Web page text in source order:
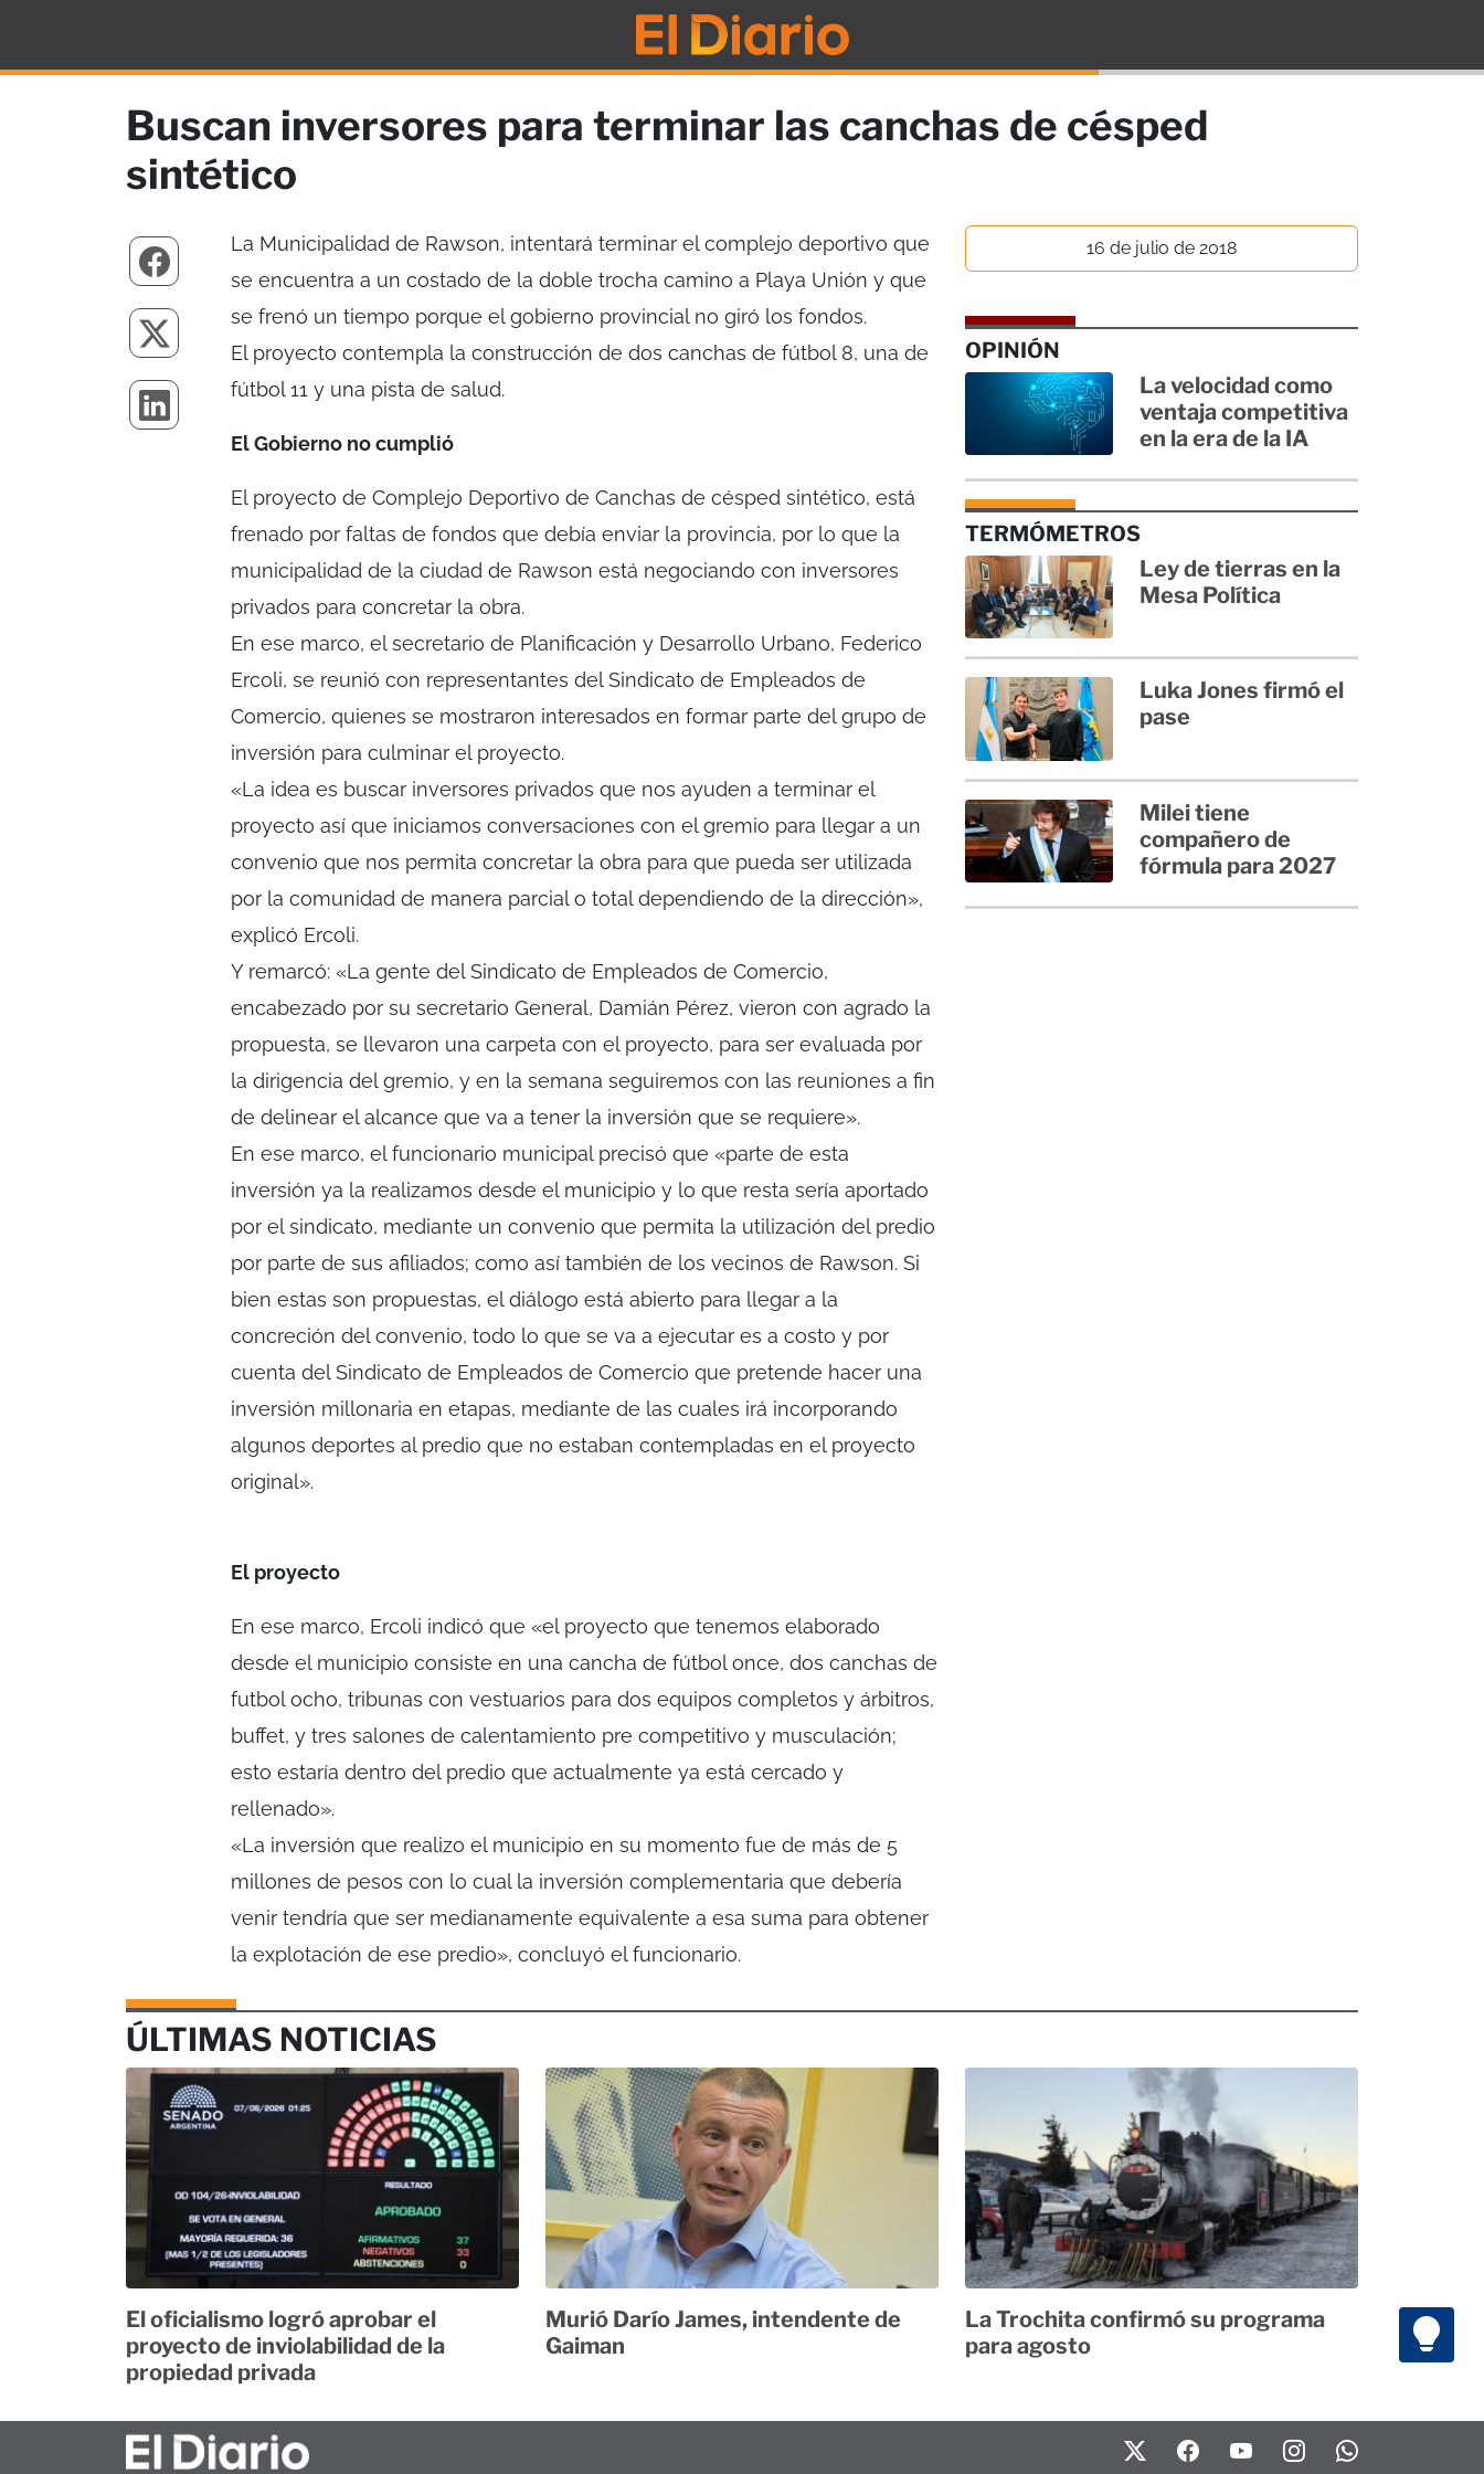
Buscan inversores para terminar las canchas de césped
sintético
La Municipalidad de Rawson, intentará terminar el complejo deportivo que
se encuentra a un costado de la doble trocha camino a Playa Unión y que
se frenó un tiempo porque el gobierno provincial no giró los fondos.
El proyecto contempla la construcción de dos canchas de fútbol 8, una de
fútbol 11 y una pista de salud.
El Gobierno no cumplió
El proyecto de Complejo Deportivo de Canchas de césped sintético, está
frenado por faltas de fondos que debía enviar la provincia, por lo que la
municipalidad de la ciudad de Rawson está negociando con inversores
privados para concretar la obra.
En ese marco, el secretario de Planificación y Desarrollo Urbano, Federico
Ercoli, se reunió con representantes del Sindicato de Empleados de
Comercio, quienes se mostraron interesados en formar parte del grupo de
inversión para culminar el proyecto.
«La idea es buscar inversores privados que nos ayuden a terminar el
proyecto así que iniciamos conversaciones con el gremio para llegar a un
convenio que nos permita concretar la obra para que pueda ser utilizada
por la comunidad de manera parcial o total dependiendo de la dirección»,
explicó Ercoli.
Y remarcó: «La gente del Sindicato de Empleados de Comercio,
encabezado por su secretario General, Damián Pérez, vieron con agrado la
propuesta, se llevaron una carpeta con el proyecto, para ser evaluada por
la dirigencia del gremio, y en la semana seguiremos con las reuniones a fin
de delinear el alcance que va a tener la inversión que se requiere».
En ese marco, el funcionario municipal precisó que «parte de esta
inversión ya la realizamos desde el municipio y lo que resta sería aportado
por el sindicato, mediante un convenio que permita la utilización del predio
por parte de sus afiliados; como así también de los vecinos de Rawson. Si
bien estas son propuestas, el diálogo está abierto para llegar a la
concreción del convenio, todo lo que se va a ejecutar es a costo y por
cuenta del Sindicato de Empleados de Comercio que pretende hacer una
inversión millonaria en etapas, mediante de las cuales irá incorporando
algunos deportes al predio que no estaban contempladas en el proyecto
original».
El proyecto
En ese marco, Ercoli indicó que «el proyecto que tenemos elaborado
desde el municipio consiste en una cancha de fútbol once, dos canchas de
futbol ocho, tribunas con vestuarios para dos equipos completos y árbitros,
buffet, y tres salones de calentamiento pre competitivo y musculación;
esto estaría dentro del predio que actualmente ya está cercado y
rellenado».
«La inversión que realizo el municipio en su momento fue de más de 5
millones de pesos con lo cual la inversión complementaria que debería
venir tendría que ser medianamente equivalente a esa suma para obtener
la explotación de ese predio», concluyó el funcionario.
16 de julio de 2018
OPINIÓN
La velocidad como
ventaja competitiva
en la era de la IA
TERMÓMETROS
Ley de tierras en la
Mesa Política
Luka Jones firmó el
pase
Milei tiene
compañero de
fórmula para 2027
ÚLTIMAS NOTICIAS
El oficialismo logró aprobar el
proyecto de inviolabilidad de la
propiedad privada
Murió Darío James, intendente de
Gaiman
La Trochita confirmó su programa
para agosto